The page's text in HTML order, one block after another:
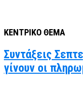
ΚΕΝΤΡΙΚΟ ΘΕΜΑ
Συντάξεις
γίνουν οι